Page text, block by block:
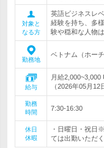
対象と
なる方
英語ビジネスレ
経験を持ち、多
験や穏和な人物は
勤務地
ベトナム（ホー
給与
月給
（2026年05月12
勤務
時間
7:30-16:30
休日
休暇
・日曜日・祝日
ては出勤いただ